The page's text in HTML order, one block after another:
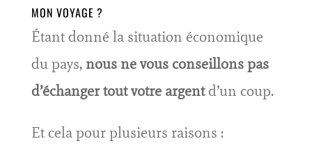
MON VOYAGE ?
Étant donné la situation économique
du pays, nous ne vous conseillons pas
d’échanger tout votre argentd’un coup.
Et cela pour plusieurs raisons :